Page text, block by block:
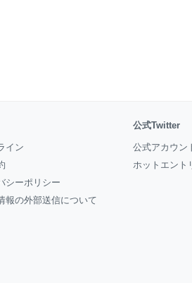
イン
シーポリシー
報の外部送信について
公式Twitter
公式アカウン
ホットエント